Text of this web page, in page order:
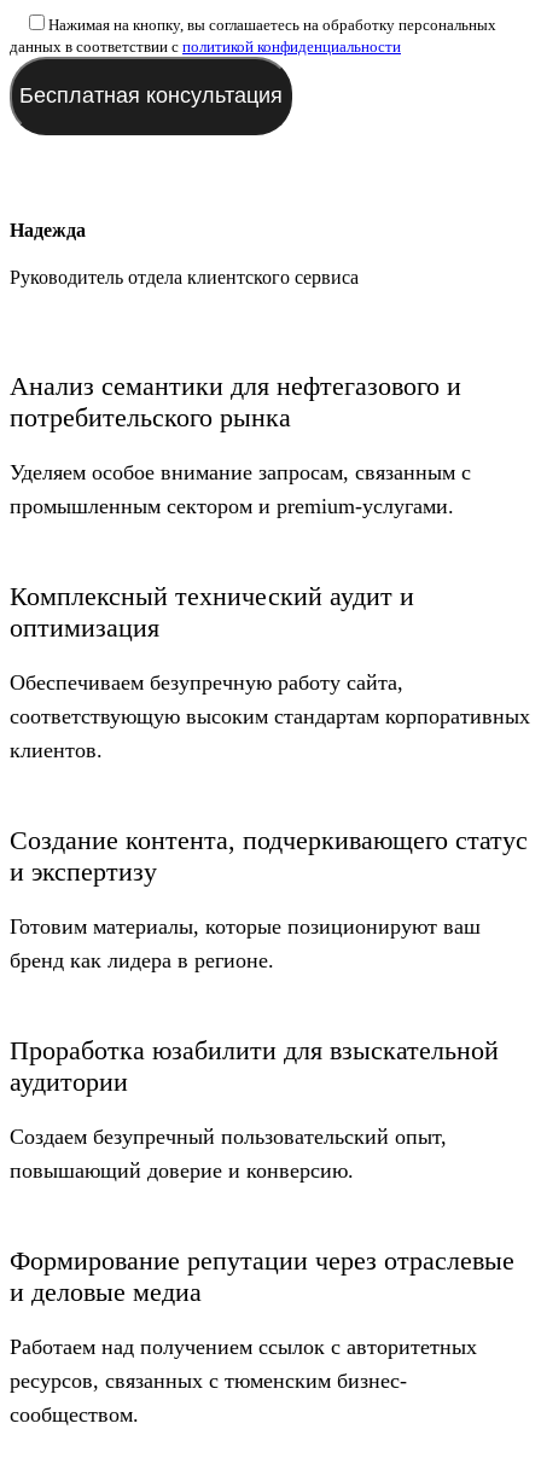
Нажимая на кнопку, вы соглашаетесь на обработку персональных
данных в соответствии с политикой конфиденциальности
Надежда
Руководитель отдела клиентского сервиса
Анализ семантики для нефтегазового и
потребительского рынка
Уделяем особое внимание запросам, связанным с
промышленным сектором и premium-услугами.
Комплексный технический аудит и
оптимизация
Обеспечиваем безупречную работу сайта,
соответствующую высоким стандартам корпоративных
клиентов.
Создание контента, подчеркивающего статус
и экспертизу
Готовим материалы, которые позиционируют ваш
бренд как лидера в регионе.
Проработка юзабилити для взыскательной
аудитории
Создаем безупречный пользовательский опыт,
повышающий доверие и конверсию.
Формирование репутации через отраслевые
и деловые медиа
Работаем над получением ссылок с авторитетных
ресурсов, связанных с тюменским бизнес-
сообществом.